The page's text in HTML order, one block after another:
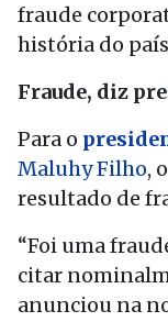
fraude
história do
Fraude, diz
Para o
Maluhy Filho,
resultado de
“Foi uma
citar
anunciou na